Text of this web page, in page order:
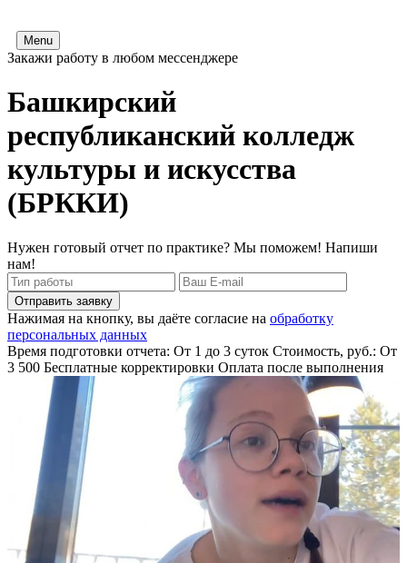
Menu
Закажи работу в любом мессенджере
Башкирский
республиканский колледж
культуры и искусства
(БРККИ)
Нужен готовый отчет по практике? Мы поможем! Напиши
нам!
Отправить заявку
Нажимая на кнопку, вы даёте согласие на обработку
персональных данных
Время подготовки отчета: От 1 до 3 суток Стоимость, руб.: От
3 500 Бесплатные корректировки Оплата после выполнения